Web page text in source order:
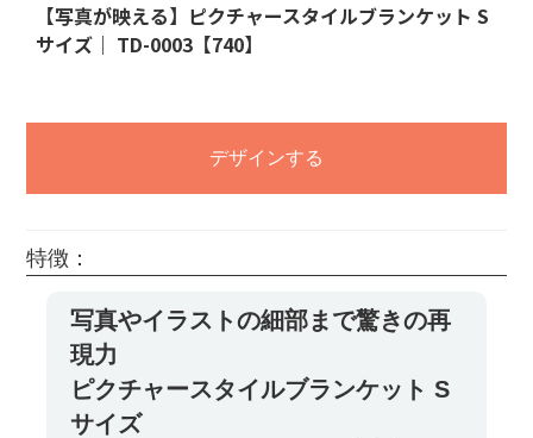
【写真が映える】ピクチャースタイルブランケット S
サイズ｜ TD-0003【740】
デザインする
特徴：
写真やイラストの細部まで驚きの再
現力
ピクチャースタイルブランケット S
サイズ